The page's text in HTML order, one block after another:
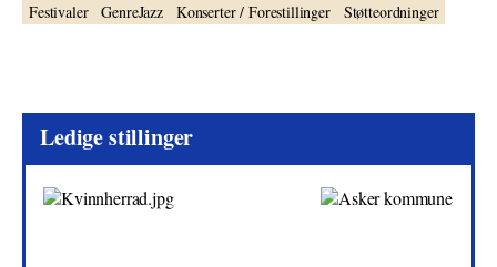
Festivaler GenreJazz Konserter / Forestillinger Støtteordninger
Ledige stillinger